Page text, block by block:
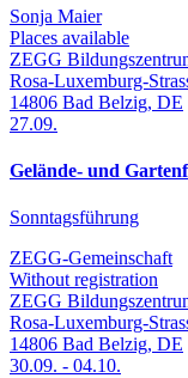
Sonja Maier
Places available
ZEGG
Rosa-Luxemburg-
14806 Bad Belzig, DE
27.09.
Gelände- und
Sonntagsführung
ZEGG-Gemeinschaft
Without registration
ZEGG
Rosa-Luxemburg-
14806 Bad Belzig, DE
30.09. - 04.10.